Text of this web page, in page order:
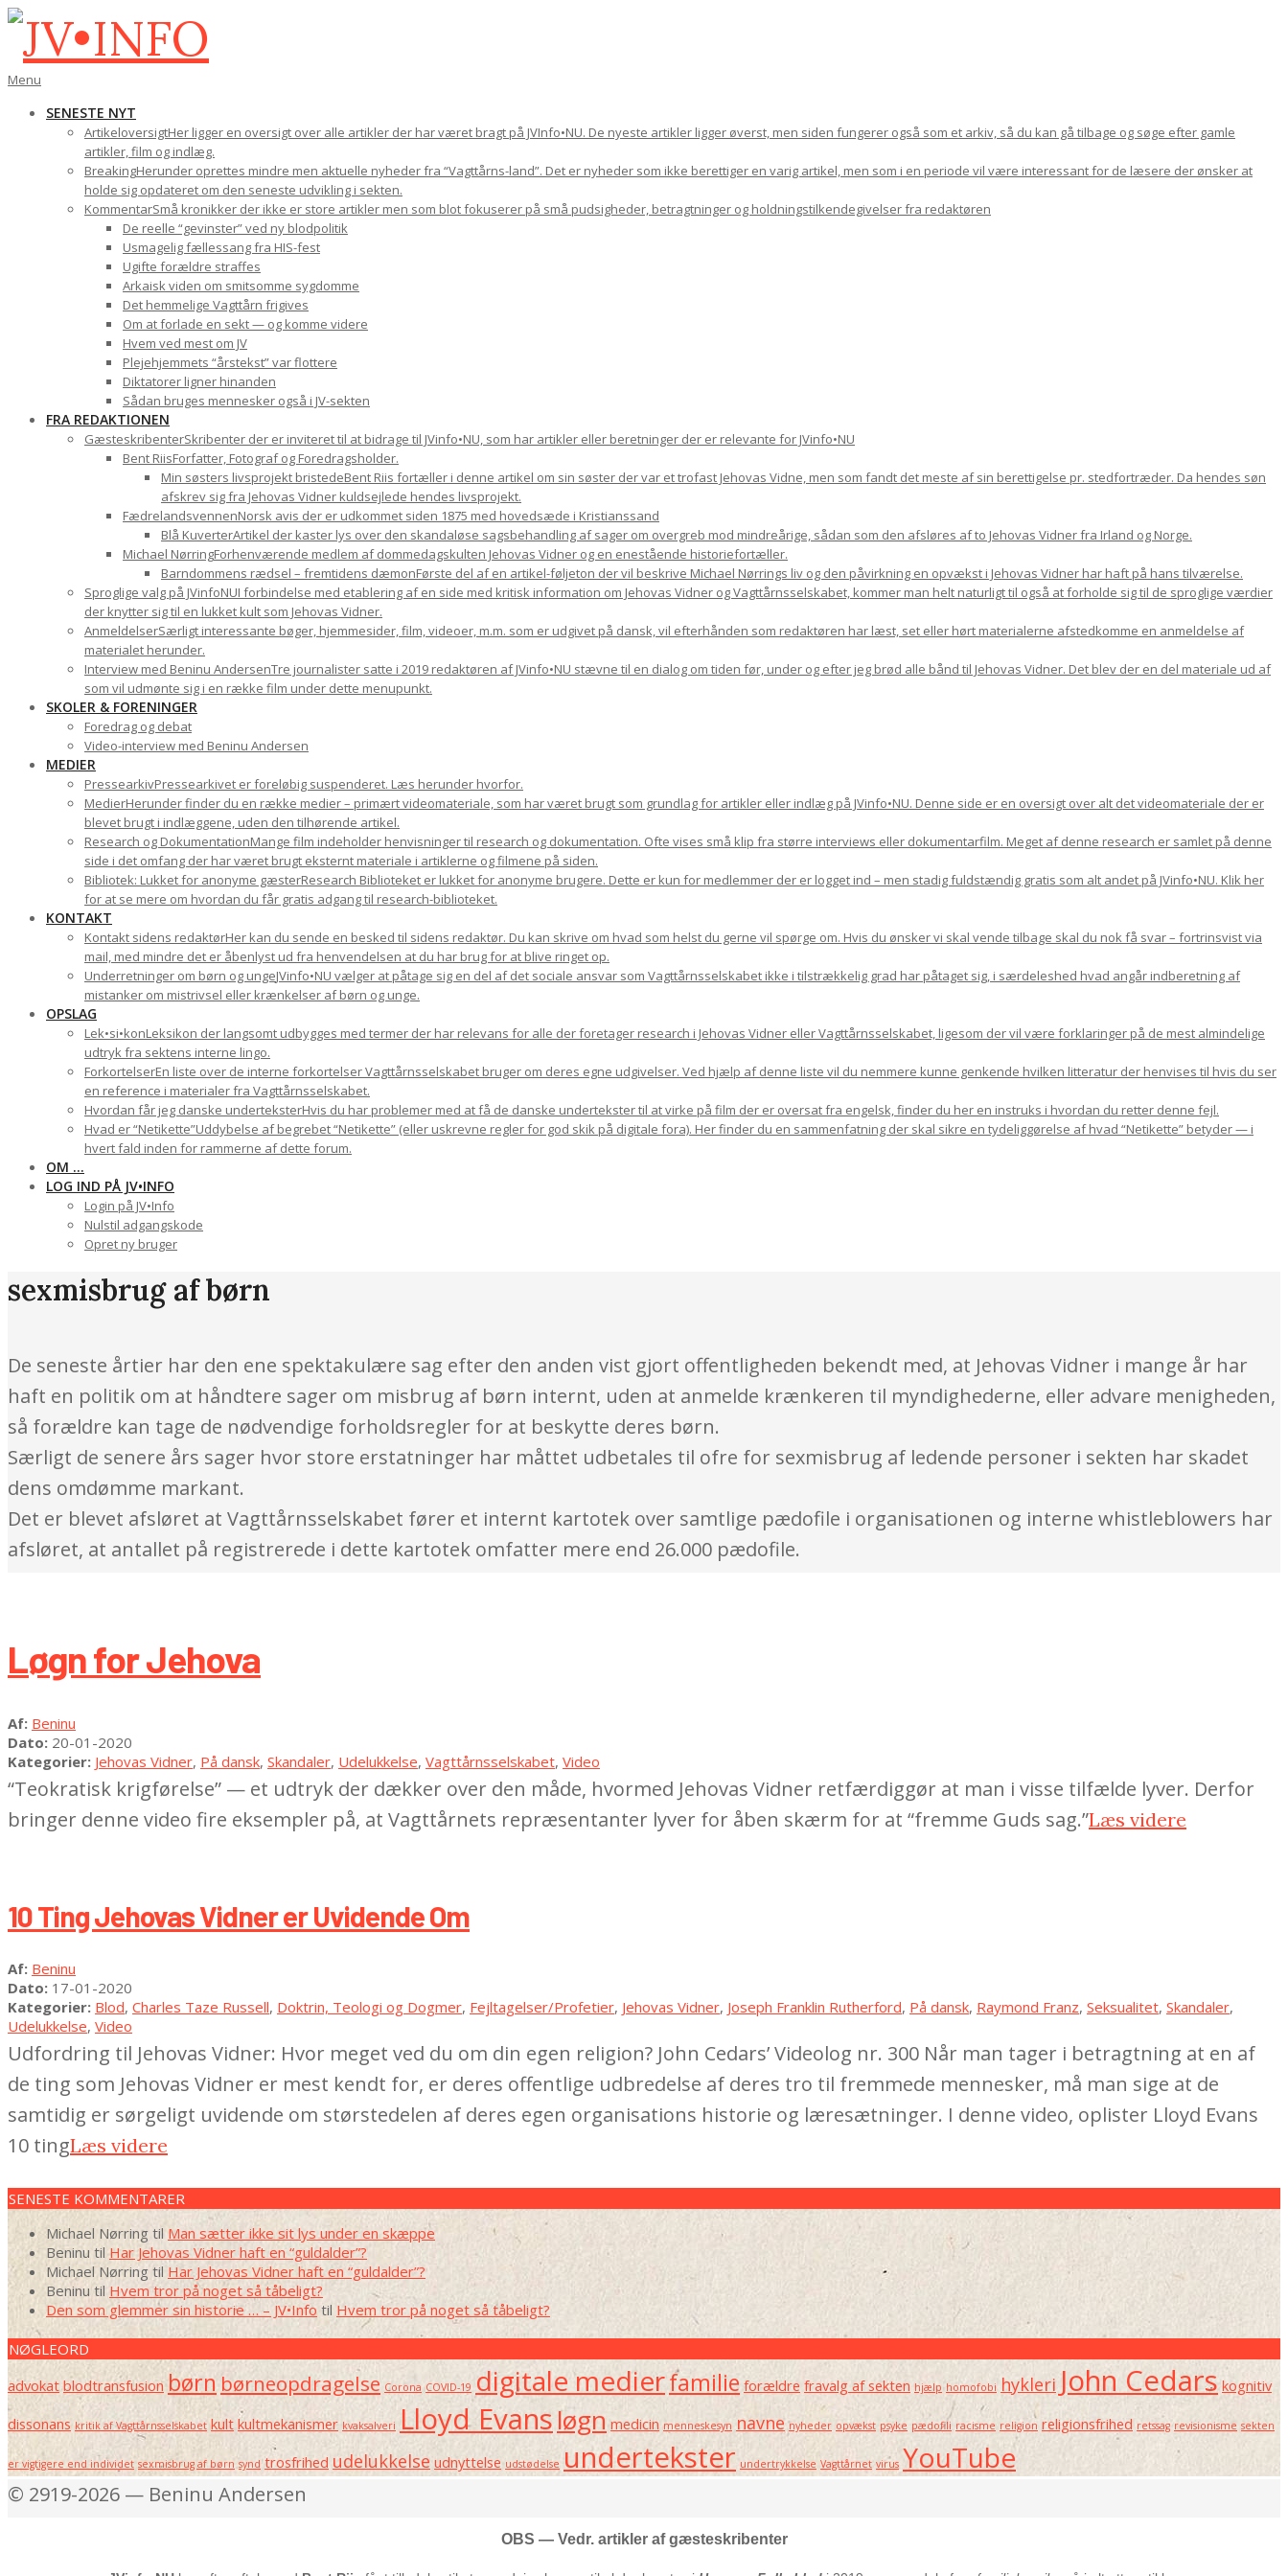
Gå
indhold
JV•INFO
Den
navigations-
Menu
SENESTE NYT
ArtikeloversigtHer ligger en oversigt over alle artikler der har været bragt på JVInfo•NU. De nyeste artikler ligger øverst, men siden fungerer også som et arkiv, så du kan gå tilbage og søge efter gamle
artikler, film og indlæg.
BreakingHerunder oprettes mindre men aktuelle nyheder fra “Vagttårns-land”. Det er nyheder som ikke berettiger en varig artikel, men som i en periode vil være interessant for de læsere der ønsker at
holde sig opdateret om den seneste udvikling i sekten.
KommentarSmå kronikker der ikke er store artikler men som blot fokuserer på små pudsigheder, betragtninger og holdningstilkendegivelser fra redaktøren
De reelle “gevinster” ved ny blodpolitik
Usmagelig fællessang fra HIS-fest
Ugifte forældre straffes
Arkaisk viden om smitsomme sygdomme
Det hemmelige Vagttårn frigives
Om at forlade en sekt — og komme videre
Hvem ved mest om JV
Plejehjemmets “årstekst” var flottere
Diktatorer ligner hinanden
Sådan bruges mennesker også i JV-sekten
FRA REDAKTIONEN
GæsteskribenterSkribenter der er inviteret til at bidrage til JVinfo•NU, som har artikler eller beretninger der er relevante for JVinfo•NU
Bent RiisForfatter, Fotograf og Foredragsholder.
Min søsters livsprojekt bristedeBent Riis fortæller i denne artikel om sin søster der var et trofast Jehovas Vidne, men som fandt det meste af sin berettigelse pr. stedfortræder. Da hendes søn
afskrev sig fra Jehovas Vidner kuldsejlede hendes livsprojekt.
FædrelandsvennenNorsk avis der er udkommet siden 1875 med hovedsæde i Kristianssand
Blå KuverterArtikel der kaster lys over den skandaløse sagsbehandling af sager om overgreb mod mindreårige, sådan som den afsløres af to Jehovas Vidner fra Irland og Norge.
Michael NørringForhenværende medlem af dommedagskulten Jehovas Vidner og en enestående historiefortæller.
Barndommens rædsel – fremtidens dæmonFørste del af en artikel-føljeton der vil beskrive Michael Nørrings liv og den påvirkning en opvækst i Jehovas Vidner har haft på hans tilværelse.
Sproglige valg på JVinfoNUI forbindelse med etablering af en side med kritisk information om Jehovas Vidner og Vagttårnsselskabet, kommer man helt naturligt til også at forholde sig til de sproglige værdier
der knytter sig til en lukket kult som Jehovas Vidner.
AnmeldelserSærligt interessante bøger, hjemmesider, film, videoer, m.m. som er udgivet på dansk, vil efterhånden som redaktøren har læst, set eller hørt materialerne afstedkomme en anmeldelse af
materialet herunder.
Interview med Beninu AndersenTre journalister satte i 2019 redaktøren af JVinfo•NU stævne til en dialog om tiden før, under og efter jeg brød alle bånd til Jehovas Vidner. Det blev der en del materiale ud af
som vil udmønte sig i en række film under dette menupunkt.
SKOLER & FORENINGER
Foredrag og debat
Video-interview med Beninu Andersen
MEDIER
PressearkivPressearkivet er foreløbig suspenderet. Læs herunder hvorfor.
MedierHerunder finder du en række medier – primært videomateriale, som har været brugt som grundlag for artikler eller indlæg på JVinfo•NU. Denne side er en oversigt over alt det videomateriale der er
blevet brugt i indlæggene, uden den tilhørende artikel.
Research og DokumentationMange film indeholder henvisninger til research og dokumentation. Ofte vises små klip fra større interviews eller dokumentarfilm. Meget af denne research er samlet på denne
side i det omfang der har været brugt eksternt materiale i artiklerne og filmene på siden.
Bibliotek: Lukket for anonyme gæsterResearch Biblioteket er lukket for anonyme brugere. Dette er kun for medlemmer der er logget ind – men stadig fuldstændig gratis som alt andet på JVinfo•NU. Klik her
for at se mere om hvordan du får gratis adgang til research-biblioteket.
KONTAKT
Kontakt sidens redaktørHer kan du sende en besked til sidens redaktør. Du kan skrive om hvad som helst du gerne vil spørge om. Hvis du ønsker vi skal vende tilbage skal du nok få svar – fortrinsvist via
mail, med mindre det er åbenlyst ud fra henvendelsen at du har brug for at blive ringet op.
Underretninger om børn og ungeJVinfo•NU vælger at påtage sig en del af det sociale ansvar som Vagttårnsselskabet ikke i tilstrækkelig grad har påtaget sig, i særdeleshed hvad angår indberetning af
mistanker om mistrivsel eller krænkelser af børn og unge.
OPSLAG
Lek•si•konLeksikon der langsomt udbygges med termer der har relevans for alle der foretager research i Jehovas Vidner eller Vagttårnsselskabet, ligesom der vil være forklaringer på de mest almindelige
udtryk fra sektens interne lingo.
ForkortelserEn liste over de interne forkortelser Vagttårnsselskabet bruger om deres egne udgivelser. Ved hjælp af denne liste vil du nemmere kunne genkende hvilken litteratur der henvises til hvis du ser
en reference i materialer fra Vagttårnsselskabet.
Hvordan får jeg danske underteksterHvis du har problemer med at få de danske undertekster til at virke på film der er oversat fra engelsk, finder du her en instruks i hvordan du retter denne fejl.
Hvad er “Netikette”Uddybelse af begrebet “Netikette” (eller uskrevne regler for god skik på digitale fora). Her finder du en sammenfatning der skal sikre en tydeliggørelse af hvad “Netikette” betyder — i
hvert fald inden for rammerne af dette forum.
OM …
LOG IND PÅ JV•INFO
Login på JV•Info
Nulstil adgangskode
Opret ny bruger
sexmisbrug af børn
De seneste årtier har den ene spektakulære sag efter den anden vist gjort offentligheden bekendt med, at Jehovas Vidner i mange år har
haft en politik om at håndtere sager om misbrug af børn internt, uden at anmelde krænkeren til myndighederne, eller advare menigheden,
så forældre kan tage de nødvendige forholdsregler for at beskytte deres børn.
Særligt de senere års sager hvor store erstatninger har måttet udbetales til ofre for sexmisbrug af ledende personer i sekten har skadet
dens omdømme markant.
Det er blevet afsløret at Vagttårnsselskabet fører et internt kartotek over samtlige pædofile i organisationen og interne whistleblowers har
afsløret, at antallet på registrerede i dette kartotek omfatter mere end 26.000 pædofile.
Løgn for Jehova
2020-
01-
20
Af: Beninu
Dato: 20-01-2020
Kategorier: Jehovas Vidner, På dansk, Skandaler, Udelukkelse, Vagttårnsselskabet, Video
“Teokratisk krigførelse” — et udtryk der dækker over den måde, hvormed Jehovas Vidner retfærdiggør at man i visse tilfælde lyver. Derfor
bringer denne video fire eksempler på, at Vagttårnets repræsentanter lyver for åben skærm for at “fremme Guds sag.”Læs videre
10 Ting Jehovas Vidner er Uvidende Om
2020-
01-
17
Af: Beninu
Dato: 17-01-2020
Kategorier: Blod, Charles Taze Russell, Doktrin, Teologi og Dogmer, Fejltagelser/Profetier, Jehovas Vidner, Joseph Franklin Rutherford, På dansk, Raymond Franz, Seksualitet, Skandaler,
Udelukkelse, Video
Udfordring til Jehovas Vidner: Hvor meget ved du om din egen religion? John Cedars’ Videolog nr. 300 Når man tager i betragtning at en af
de ting som Jehovas Vidner er mest kendt for, er deres offentlige udbredelse af deres tro til fremmede mennesker, må man sige at de
samtidig er sørgeligt uvidende om størstedelen af deres egen organisations historie og læresætninger. I denne video, oplister Lloyd Evans
10 tingLæs videre
SENESTE KOMMENTARER
Michael Nørring til Man sætter ikke sit lys under en skæppe
Beninu til Har Jehovas Vidner haft en “guldalder”?
Michael Nørring til Har Jehovas Vidner haft en “guldalder”?
Beninu til Hvem tror på noget så tåbeligt?
Den som glemmer sin historie … – JV•Info til Hvem tror på noget så tåbeligt?
NØGLEORD
advokat blodtransfusion børn børneopdragelse Corona COVID-19 digitale medierfamilie forældre fravalg af sekten hjælp homofobi hykleri John Cedars kognitiv
dissonans kritik af Vagttårnsselskabet kult kultmekanismer kvaksalveri Lloyd Evansløgn medicin menneskesyn navne nyheder opvækst psyke pædofili racisme religion religionsfrihed retssag revisionisme sekten
er vigtigere end individet sexmisbrug af børn synd trosfrihed udelukkelse udnyttelse udstødelse undertekster undertrykkelse Vagttårnet virus YouTube
© 2919-2026 — Beninu Andersen
OBS — Vedr. artikler af gæsteskribenter